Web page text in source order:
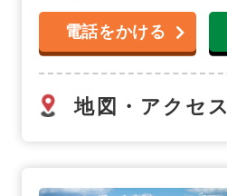
電話をかける
地図・アクセス